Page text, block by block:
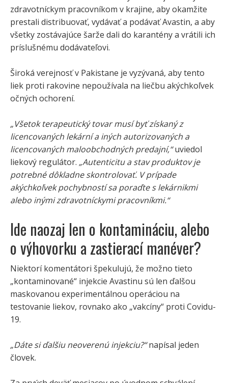
zdravotníckym pracovníkom v krajine, aby okamžite
prestali distribuovať, vydávať a podávať Avastin, a aby
všetky zostávajúce šarže dali do karantény a vrátili ich
príslušnému dodávateľovi.
Široká verejnosť v Pakistane je vyzývaná, aby tento
liek proti rakovine nepoužívala na liečbu akýchkoľvek
očných ochorení.
„Všetok terapeutický tovar musí byť získaný z
licencovaných lekární a iných autorizovaných a
licencovaných maloobchodných predajní,“uviedol
liekový regulátor. „Autenticitu a stav produktov je
potrebné dôkladne skontrolovať. V prípade
akýchkoľvek pochybností sa poraďte s lekárnikmi
alebo inými zdravotníckymi pracovníkmi.“
Ide naozaj len o kontamináciu, alebo
o výhovorku a zastierací manéver?
Niektorí komentátori špekulujú, že možno tieto
„kontaminované“ injekcie Avastinu sú len ďalšou
maskovanou experimentálnou operáciou na
testovanie liekov, rovnako ako „vakcíny“ proti Covidu-
19.
„Dáte si ďalšiu neoverenú injekciu?“napísal jeden
človek.